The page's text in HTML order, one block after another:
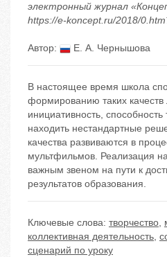
электронный журнал
https://e-koncept.ru/2018/
Автор: Е. А. Чернышова
В настоящее время школа
формированию таких качеств
инициативность,
находить нестандартные
качества развиваются в
мультфильмов. Реализация
важным звеном на пути к
результатов образования.
Ключевые слова: творчество,
коллективная деятельность,
сценарий по уроку